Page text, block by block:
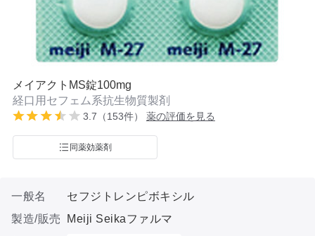
メイアクトMS錠100mg
経口用セフェム系抗生物質製剤
3.7（153件） 薬の評価を見る
同薬効薬剤
一般名
セフジトレンピボキシル
製造/販売
Meiji Seikaファルマ